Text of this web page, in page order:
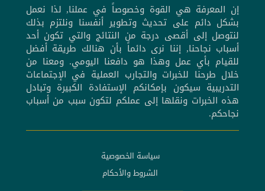
إن المعرفة هي القوة وخصوصاً في عملنا, لذا نعمل
بشكل دائم على تحديث وتطوير أنفسنا ونلتزم بذلك
لنتوصل إلى أقصى درجة من النتائج والتي تكون أحد
أسباب نجاحنا, إننا نرى دائماً بأن هنالك طريقة أفضل
للقيام بأي عمل وهذا هو دافعنا اليومي. ومعنا من
خلال طرحنا للخبرات والتجارب العملية في الإجتماعات
التدريبية سيكون بإمكانكم الإستفادة الكبيرة وتبادل
هذه الخبرات ونقلها إلى عملكم لتكون سبب من أسباب
نجاحكم.
سياسة الخصوصية
الشروط والأحكام